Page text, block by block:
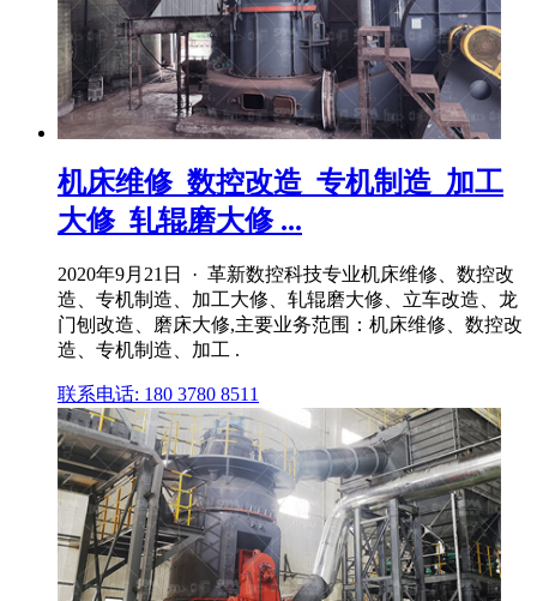
机床维修_数控改造_专机制造_加工
大修_轧辊磨大修 ...
2020年9月21日 · 革新数控科技专业机床维修、数控改
造、专机制造、加工大修、轧辊磨大修、立车改造、龙
门刨改造、磨床大修,主要业务范围：机床维修、数控改
造、专机制造、加工 .
联系电话: 180 3780 8511